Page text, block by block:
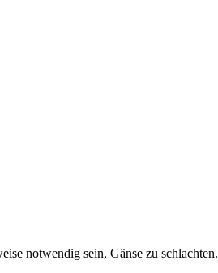
notwendig sein, Gänse zu schlachten.